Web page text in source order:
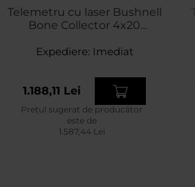
Telemetru cu laser Bushnell
Bone Collector 4x20
Expediere: Imediat
1.188,11 Lei
Prețul sugerat de producător
este de
1.587,44 Lei